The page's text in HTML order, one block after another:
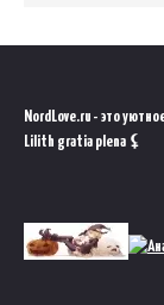
NordLove.ru - это
Lilith gratia plena ⚸